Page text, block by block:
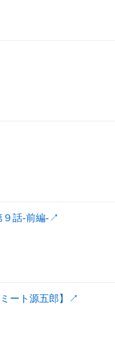
９話-前編-↗
ート源五郎】 ↗